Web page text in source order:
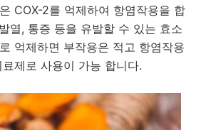
COX-2를 억제하여 항염작용을 합
열, 통증 등을 유발할 수 있는 효소
억제하면 부작용은 적고 항염작용
제로 사용이 가능 합니다.